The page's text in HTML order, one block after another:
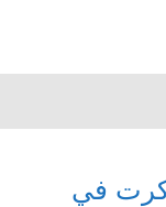
في